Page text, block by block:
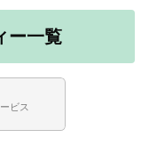
ー一覧
ビス